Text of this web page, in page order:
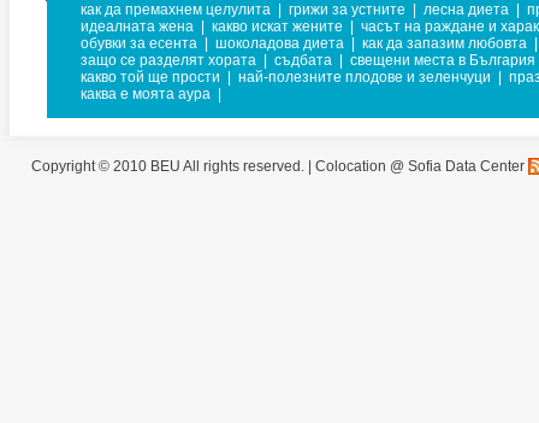
как да премахнем целулита грижи за устните лесна диета
идеалната жена
какво искат жените
часът на раждане и
обувки за есента
шоколадова диета как да запазим любовта
защо се разделят хората
съдбата
свещени места в България
какво той ще прости
най-полезните плодове и зеленчуци
каква е моята аура
Copyright © 2010 BEU All rights reserved. | Colocation @ Sofia Data Center